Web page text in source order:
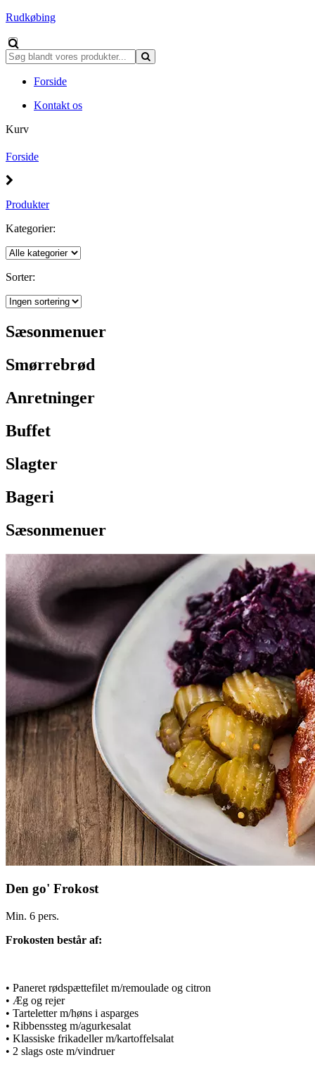
Rudkøbing
Forside
Kontakt os
Kurv
Forside
Produkter
Kategorier:
Sorter:
Sæsonmenuer
Smørrebrød
Anretninger
Buffet
Slagter
Bageri
Sæsonmenuer
Den go' Frokost
Min. 6 pers.
Frokosten består af:
• Paneret rødspættefilet m/remoulade og citron
• Æg og rejer
• Tarteletter m/høns i asparges
• Ribbenssteg m/agurkesalat
• Klassiske frikadeller m/kartoffelsalat
• 2 slags oste m/vindruer